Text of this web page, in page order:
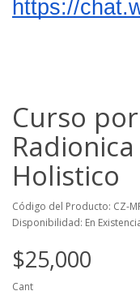
https://
Curso
Holistico
Código del Producto: CZ-
Disponibilidad: En
$25,000
Cant